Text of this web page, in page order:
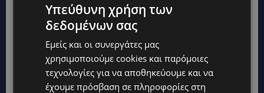
ΛΕΜΕΣΟΣ: Μάχη για τη ζωή του δίνει 18χρονος
– Βρέθηκε βαριά τραυματισμένος δίπλα από
το ηλεκτρικό του ποδήλατο
UPDATES 6 Αυγούστου, 2026
Υπεύθυνη χρήση των
δεδομένων σας
Εμείς και οι συνεργάτες μας
χρησιμοποιούμε cookies και παρόμοιες
τεχνολογίες για να αποθηκεύουμε και να
έχουμε πρόσβαση σε πληροφορίες στη